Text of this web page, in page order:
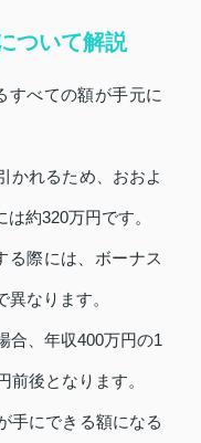
ついて解説
すべての額が手元に
かれるため、おおよ
約320万円です。
る際には、ボーナス
なります。
合、年収400万円の1
前後となります。
手にできる額になる